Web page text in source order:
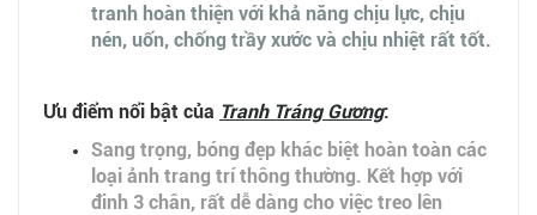
tranh hoàn thiện với khả năng chịu lực, chịu
nén, uốn, chống trầy xước và chịu nhiệt rất tốt.
Ưu điểm nổi bật của Tranh Tráng Gương:
Sang trọng, bóng đẹp khác biệt hoàn toàn các
loại ảnh trang trí thông thường. Kết hợp với
đinh 3 chân, rất dễ dàng cho việc treo lên